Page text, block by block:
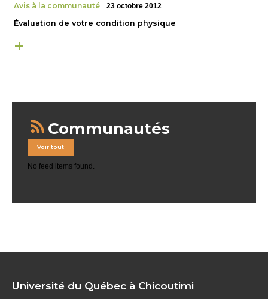
Avis à la communauté 23 octobre 2012
Évaluation de votre condition physique
Communautés
Voir tout
No feed items found.
Université du Québec à Chicoutimi